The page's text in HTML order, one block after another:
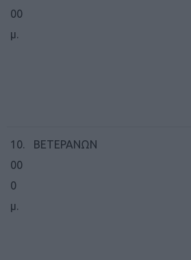
00
μ.
10.
00
0
μ.
ΒΕΤΕΡΑΝΩΝ